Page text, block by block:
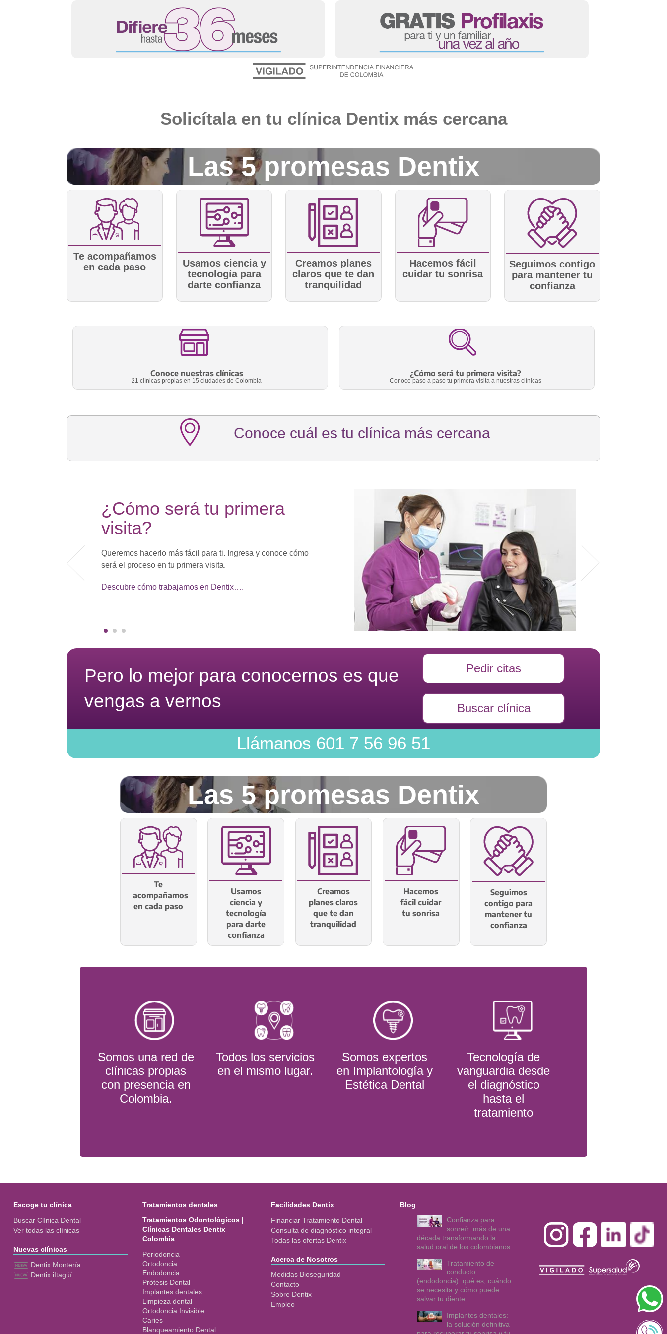
Solicítala en tu clínica Dentix más cercana
Las 5 promesas Dentix
Te acompañamos
en cada paso
Usamos ciencia y
tecnología para
darte confianza
Creamos planes
claros que te dan
tranquilidad
Hacemos fácil
cuidar tu sonrisa
Seguimos contigo
para mantener tu
confianza
Conoce nuestras clínicas
21 clínicas propias en 15 ciudades de Colombia
¿Cómo será tu primera visita?
Conoce paso a paso tu primera visita a nuestras clínicas
Conoce cuál es tu clínica más cercana
¿Cómo será tu primera
visita?
Queremos hacerlo más fácil para ti. Ingresa y conoce cómo
será el proceso en tu primera visita.
Descubre cómo trabajamos en Dentix….
Pero lo mejor para conocernos es que
vengas a vernos
Pedir citas
Buscar clínica
Llámanos 601 7 56 96 51
Las 5 promesas Dentix
Te
acompañamos
en cada paso
Usamos
ciencia y
tecnología
para darte
confianza
Creamos
planes claros
que te dan
tranquilidad
Hacemos
fácil cuidar
tu sonrisa
Seguimos
contigo para
mantener tu
confianza
Somos una red de
clínicas propias
con presencia en
Colombia.
Todos los servicios
en el mismo lugar.
Somos expertos
en Implantología y
Estética Dental
Tecnología de
vanguardia desde
el diagnóstico
hasta el
tratamiento
Escoge tu clínica
Buscar Clínica Dental
Ver todas las clínicas
Nuevas clínicas
Dentix Montería
Dentix iItagüí
Tratamientos dentales
Tratamientos Odontológicos |
Clínicas Dentales Dentix
Colombia
Periodoncia
Ortodoncia
Endodoncia
Prótesis Dental
Implantes dentales
Limpieza dental
Ortodoncia Invisible
Caries
Blanqueamiento Dental
Facilidades Dentix
Financiar Tratamiento Dental
Consulta de diagnóstico integral
Todas las ofertas Dentix
Acerca de Nosotros
Medidas Bioseguridad
Contacto
Sobre Dentix
Empleo
Blog
Confianza para
sonreír: más de una
década transformando la
salud oral de los colombianos
Tratamiento de
conducto
(endodoncia): qué es, cuándo
se necesita y cómo puede
salvar tu diente
Implantes dentales:
la solución definitiva